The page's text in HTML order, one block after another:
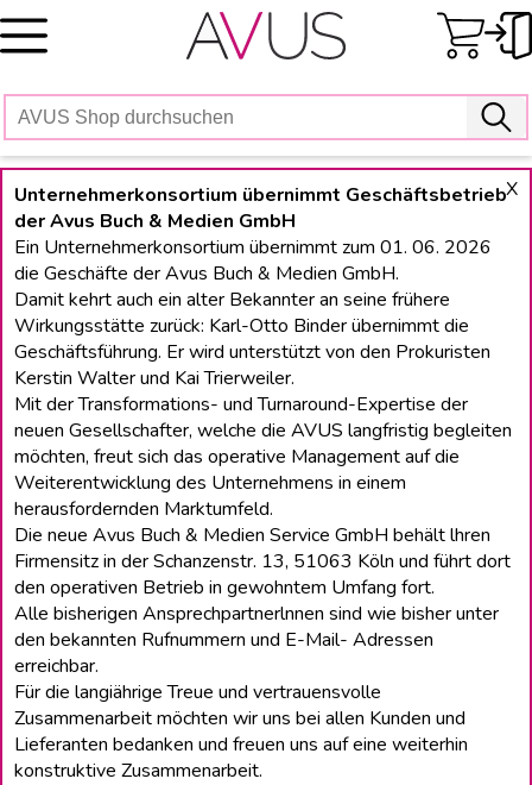
Skip
to
X
Unternehmerkonsortium übernimmt Geschäftsbetrieb
der Avus Buch & Medien GmbH
Ein Unternehmerkonsortium übernimmt zum 01. 06. 2026
die Geschäfte der Avus Buch & Medien GmbH.
Damit kehrt auch ein alter Bekannter an seine frühere
Wirkungsstätte zurück: Karl-Otto Binder übernimmt die
Geschäftsführung. Er wird unterstützt von den Prokuristen
Kerstin Walter und Kai Trierweiler.
Mit der Transformations- und Turnaround-Expertise der
neuen Gesellschafter, welche die AVUS langfristig begleiten
möchten, freut sich das operative Management auf die
Weiterentwicklung des Unternehmens in einem
herausfordernden Marktumfeld.
Die neue Avus Buch & Medien Service GmbH behält lhren
Firmensitz in der Schanzenstr. 13, 51063 Köln und führt dort
den operativen Betrieb in gewohntem Umfang fort.
Alle bisherigen Ansprechpartnerlnnen sind wie bisher unter
den bekannten Rufnummern und E-Mail- Adressen
erreichbar.
Für die langiährige Treue und vertrauensvolle
Zusammenarbeit möchten wir uns bei allen Kunden und
Lieferanten bedanken und freuen uns auf eine weiterhin
konstruktive Zusammenarbeit.